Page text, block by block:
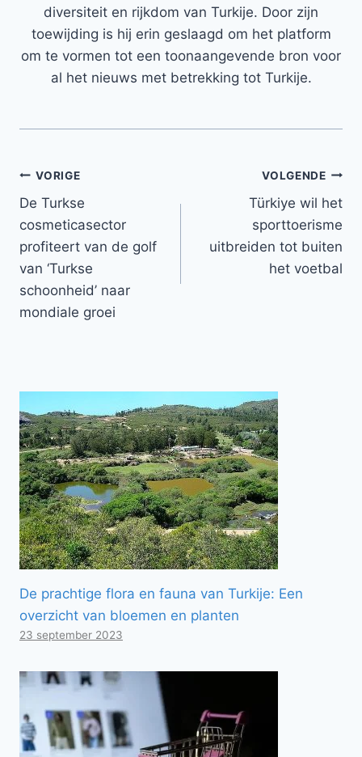
diversiteit en rijkdom van Turkije. Door zijn
toewijding is hij erin geslaagd om het platform
om te vormen tot een toonaangevende bron voor
al het nieuws met betrekking tot Turkije.
Bericht
navigatie
VORIGE
De Turkse
cosmeticasector
profiteert van de golf
van ‘Turkse
schoonheid’ naar
mondiale groei
VOLGENDE
Türkiye wil het
sporttoerisme
uitbreiden tot buiten
het voetbal
De prachtige flora en fauna van Turkije: Een
overzicht van bloemen en planten
23 september 2023